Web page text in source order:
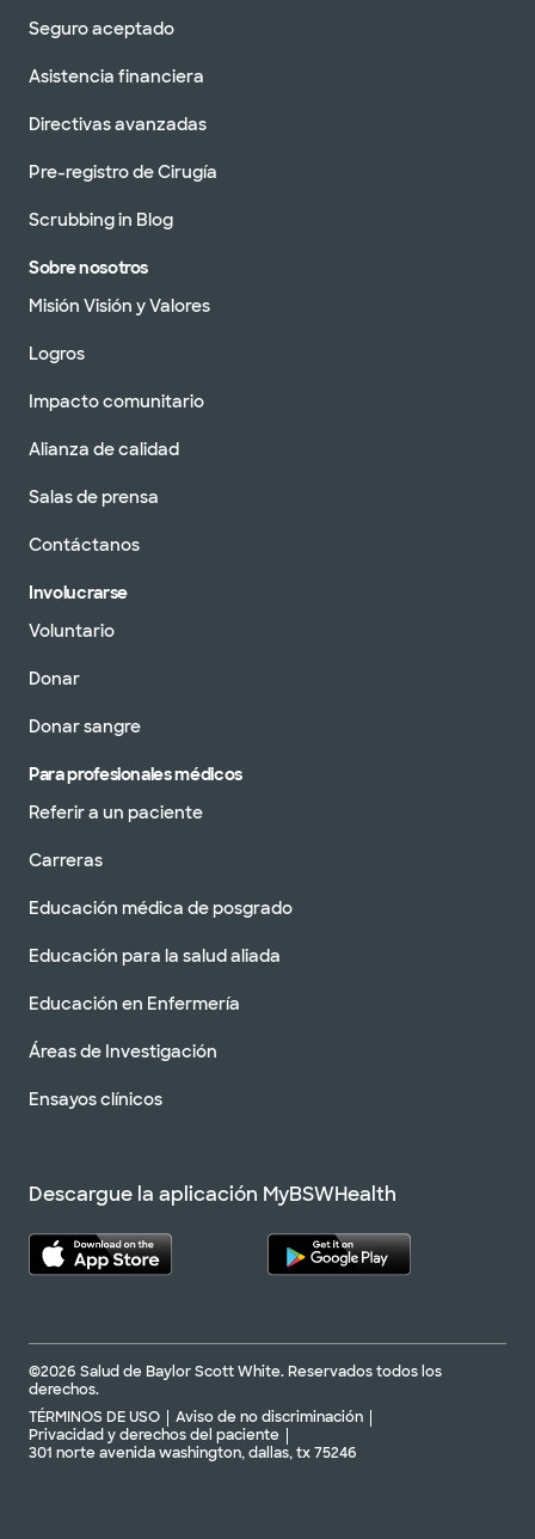
Seguro aceptado
Asistencia financiera
Directivas avanzadas
Pre-registro de Cirugía
Scrubbing in Blog
Sobre nosotros
Misión Visión y Valores
Logros
Impacto comunitario
Alianza de calidad
Salas de prensa
Contáctanos
Involucrarse
Voluntario
Donar
Donar sangre
Para profesionales médicos
Referir a un paciente
Carreras
Educación médica de posgrado
Educación para la salud aliada
Educación en Enfermería
Áreas de Investigación
Ensayos clínicos
Descargue la aplicación MyBSWHealth
©2026 Salud de Baylor Scott White. Reservados todos los
derechos.
TÉRMINOS DE USO
Aviso de no discriminación
Privacidad y derechos del paciente
301 norte avenida washington, dallas, tx 75246